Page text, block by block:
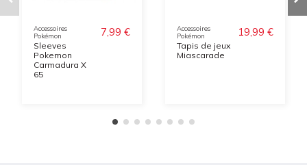
Accessoires
Pokémon
Sleeves
Pokemon
Carmadura X
65
7,99 €
Accessoires
Pokémon
Tapis de jeux
Miascarade
19,99 €